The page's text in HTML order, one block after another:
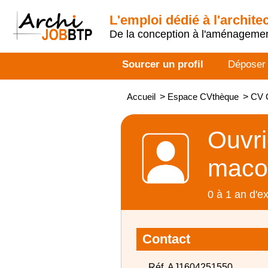
L'emploi dédié à
De la conception à
Sourcer un profil
Accueil > Espace CVthèque > CV
0 à 1 an
Contact